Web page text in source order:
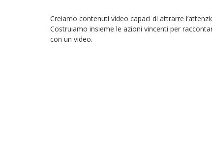
Creiamo contenuti video capaci di attrarre
Costruiamo insieme le azioni vincenti per
con un video.